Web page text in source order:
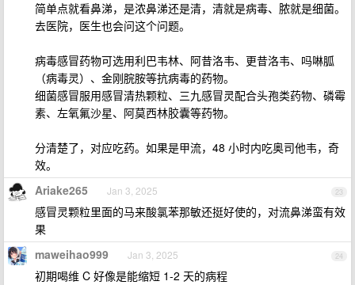
简单点就看鼻涕，是浓鼻涕还是清，清就是病毒、脓就是细菌。
去医院，医生也会问这个问题。
病毒感冒药物可选用利巴韦林、阿昔洛韦、更昔洛韦、吗啉胍
（病毒灵）、金刚脘胺等抗病毒的药物。
细菌感冒服用感冒清热颗粒、三九感冒灵配合头孢类药物、磷霉
素、左氧氟沙星、阿莫西林胶囊等药物。
分清楚了，对应吃药。如果是甲流，48 小时内吃奥司他韦，奇
效。
23
Ariake265 Jan 3, 2025
感冒灵颗粒里面的马来酸氯苯那敏还挺好使的，对流鼻涕蛮有效
果
24
maweihao999 Jan 3, 2025
初期喝维 C 好像是能缩短 1-2 天的病程